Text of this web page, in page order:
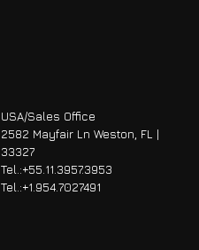
USA/Sales Office
2582 Mayfair Ln Weston, FL |
33327
Tel.:+55.11.3957.3953
Tel.:+1.954.7027491